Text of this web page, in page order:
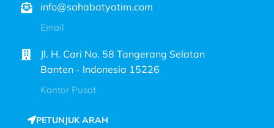
info@sahabatyatim.com
Email
Jl. H. Cari No. 58 Tangerang Selatan
Banten - Indonesia 15226
Kantor Pusat
PETUNJUK ARAH